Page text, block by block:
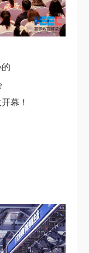
幕！